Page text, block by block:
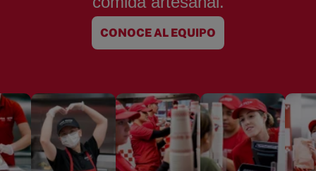
CONOCE AL EQUIPO